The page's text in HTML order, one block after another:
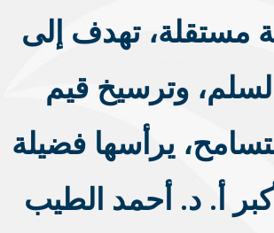
مستقلة، تهدف إلى
وترسيخ قيم
يرأسها فضيلة
أ. د. أحمد الطيب